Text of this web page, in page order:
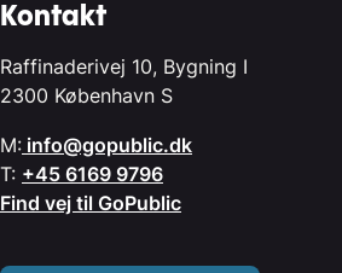
Kontakt
Raffinaderivej 10, Bygning I
2300 København S
M: info@gopublic.dk
T: +45 6169 9796
Find vej til GoPublic